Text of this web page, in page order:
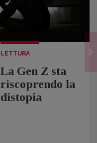
LETTURA
La Gen Z sta
riscoprendo la
distopia